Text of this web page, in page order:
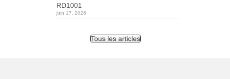
RD1001
juin 17, 2026
Tous les articles